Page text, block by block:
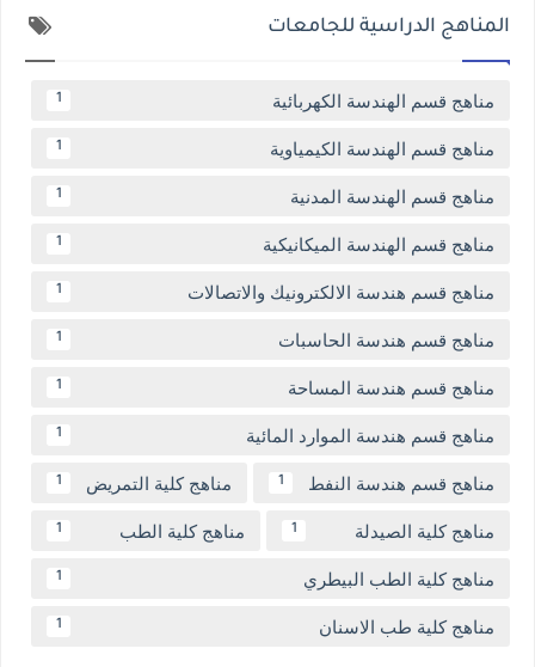
المناهج الدراسية للجامعات
مناهج قسم الهندسة الكهربائية 1
مناهج قسم الهندسة الكيمياوية 1
مناهج قسم الهندسة المدنية 1
مناهج قسم الهندسة الميكانيكية 1
مناهج قسم هندسة الالكترونيك والاتصالات 1
مناهج قسم هندسة الحاسبات 1
مناهج قسم هندسة المساحة 1
مناهج قسم هندسة الموارد المائية 1
مناهج قسم هندسة النفط 1 مناهج كلية التمريض 1
مناهج كلية الصيدلة 1 مناهج كلية الطب 1
مناهج كلية الطب البيطري 1
مناهج كلية طب الاسنان 1